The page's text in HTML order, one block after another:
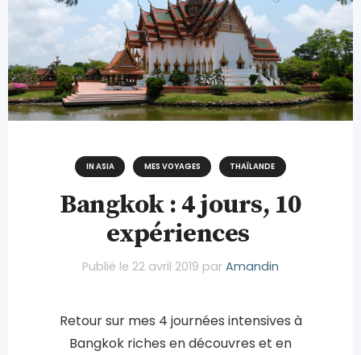
IN ASIA MES VOYAGES THAÏLANDE
Bangkok : 4 jours, 10
expériences
Publié le 22 avril 2019 par Amandin
Retour sur mes 4 journées intensives à
Bangkok riches en découvres et en